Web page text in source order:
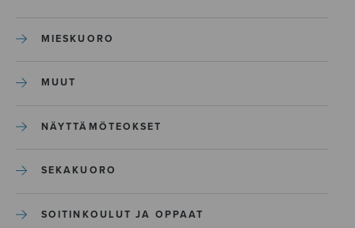
MIESKUORO
MUUT
NÄYTTÄMÖTEOKSET
SEKAKUORO
SOITINKOULUT JA OPPAAT